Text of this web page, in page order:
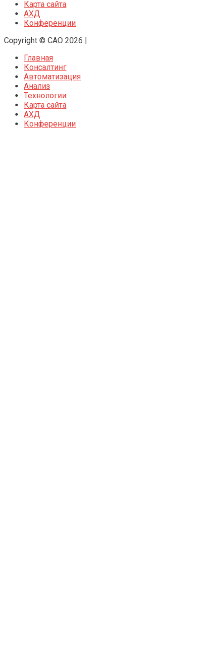
Карта сайта
АХД
Конференции
Copyright © CAO 2026 |
Главная
Консалтинг
Автоматизация
Анализ
Технологии
Карта сайта
АХД
Конференции